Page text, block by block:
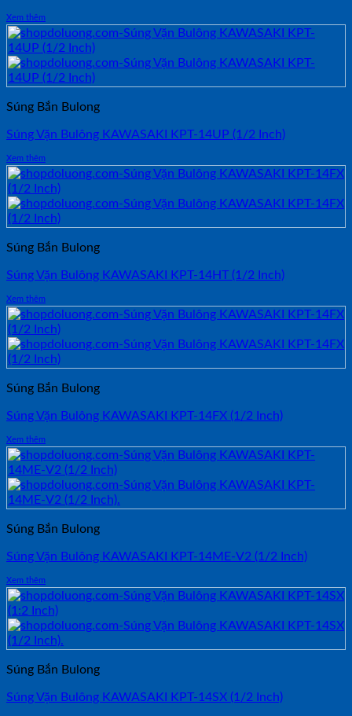
Xem thêm
Súng Bắn Bulong
Súng Vặn Bulông KAWASAKI KPT-14UP (1/2 Inch)
Xem thêm
Súng Bắn Bulong
Súng Vặn Bulông KAWASAKI KPT-14HT (1/2 Inch)
Xem thêm
Súng Bắn Bulong
Súng Vặn Bulông KAWASAKI KPT-14FX (1/2 Inch)
Xem thêm
Súng Bắn Bulong
Súng Vặn Bulông KAWASAKI KPT-14ME-V2 (1/2 Inch)
Xem thêm
Súng Bắn Bulong
Súng Vặn Bulông KAWASAKI KPT-14SX (1/2 Inch)